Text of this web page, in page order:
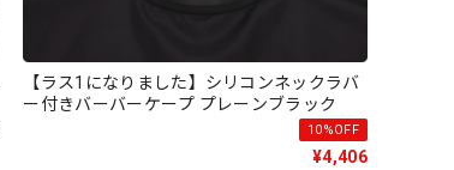
【ラス1になりました】シリコンネックラバ
ー付きバーバーケープ プレーンブラック
10%OFF
¥4,406